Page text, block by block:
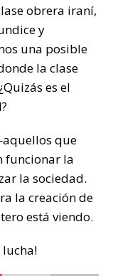
obrera iraní,
y
una posible
la clase
es el
que
funcionar la
la sociedad.
la creación de
está viendo.
lucha!